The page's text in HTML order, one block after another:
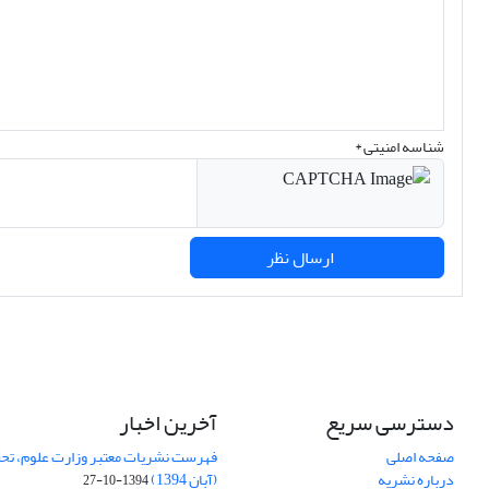
شناسه امنیتی *
دسترسی سریع
صفحه اصلی
درباره نشریه
آخرین اخبار
فهرست نشریات معتبر وزارت علوم،
(آبان 1394) 1394-10-27